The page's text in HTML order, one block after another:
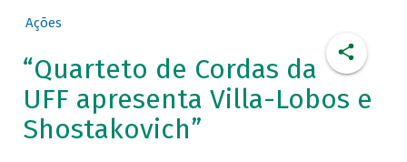
Ações
“Quarteto de Cordas da
UFF apresenta Villa-Lobos e
Shostakovich”